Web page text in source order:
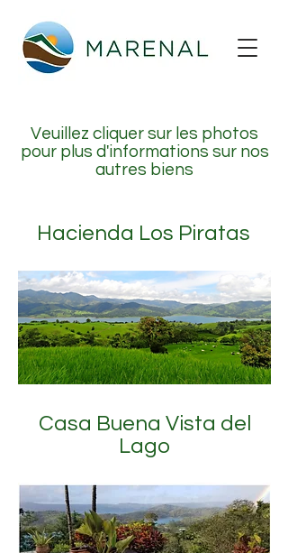
Veuillez cliquer sur les photos
pour plus d'informations sur nos
autres biens
Hacienda Los Piratas
Casa Buena Vista del
Lago